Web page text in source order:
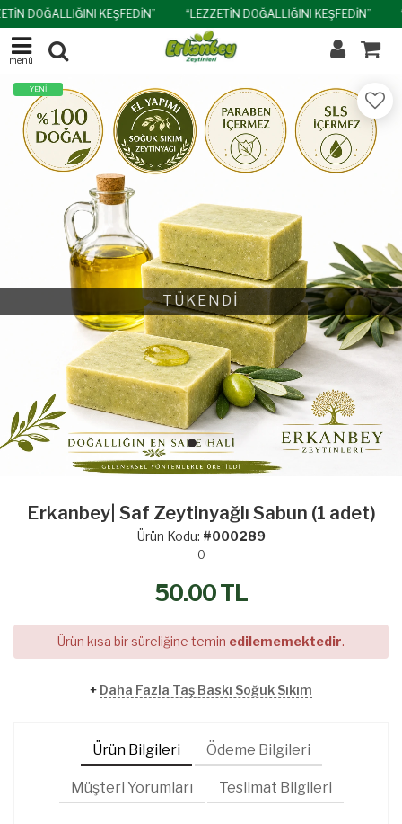
DOĞALLIĞINI KEŞFEDİN” “LEZZETİN DOĞALLIĞINI KEŞFEDİN”
menü
TÜKENDİ
YENİ
Erkanbey| Saf Zeytinyağlı Sabun (1 adet)
Ürün Kodu: #000289
0
50.00TL
Ürün kısa bir süreliğine temin edilememektedir.
+ Daha Fazla Taş Baskı Soğuk Sıkım
Ürün Bilgileri Ödeme Bilgileri
Müşteri Yorumları Teslimat Bilgileri